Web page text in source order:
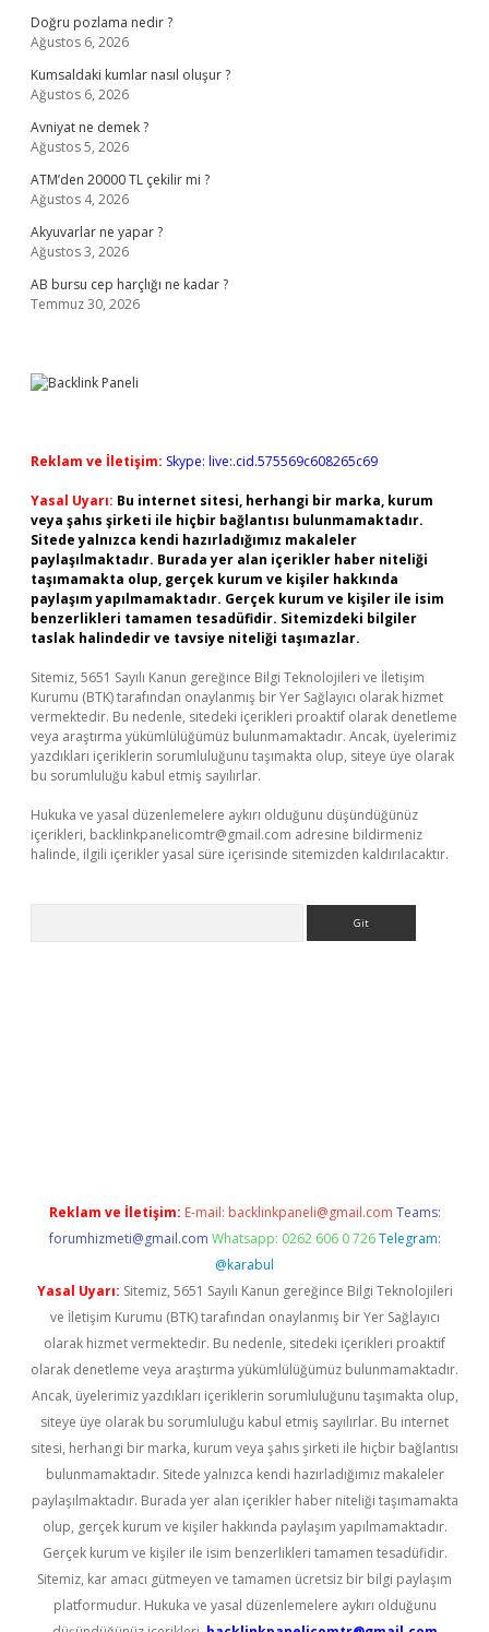
Doğru pozlama nedir ?
Ağustos 6, 2026
Kumsaldaki kumlar nasıl oluşur ?
Ağustos 6, 2026
Avniyat ne demek ?
Ağustos 5, 2026
ATM’den 20000 TL çekilir mi ?
Ağustos 4, 2026
Akyuvarlar ne yapar ?
Ağustos 3, 2026
AB bursu cep harçlığı ne kadar ?
Temmuz 30, 2026
Reklam ve İletişim: Skype: live:.cid.575569c608265c69
Yasal Uyarı: Bu internet sitesi, herhangi bir marka, kurum
veya şahıs şirketi ile hiçbir bağlantısı bulunmamaktadır.
Sitede yalnızca kendi hazırladığımız makaleler
paylaşılmaktadır. Burada yer alan içerikler haber niteliği
taşımamakta olup, gerçek kurum ve kişiler hakkında
paylaşım yapılmamaktadır. Gerçek kurum ve kişiler ile isim
benzerlikleri tamamen tesadüfidir. Sitemizdeki bilgiler
taslak halindedir ve tavsiye niteliği taşımazlar.
Sitemiz, 5651 Sayılı Kanun gereğince Bilgi Teknolojileri ve İletişim
Kurumu (BTK) tarafından onaylanmış bir Yer Sağlayıcı olarak hizmet
vermektedir. Bu nedenle, sitedeki içerikleri proaktif olarak denetleme
veya araştırma yükümlülüğümüz bulunmamaktadır. Ancak, üyelerimiz
yazdıkları içeriklerin sorumluluğunu taşımakta olup, siteye üye olarak
bu sorumluluğu kabul etmiş sayılırlar.
Hukuka ve yasal düzenlemelere aykırı olduğunu düşündüğünüz
içerikleri, backlinkpanelicomtr@gmail.com adresine bildirmeniz
halinde, ilgili içerikler yasal süre içerisinde sitemizden kaldırılacaktır.
Reklam ve İletişim: E-mail: backlinkpaneli@gmail.com Teams:
forumhizmeti@gmail.com Whatsapp: 0262 606 0 726 Telegram:
@karabul
Yasal Uyarı: Sitemiz, 5651 Sayılı Kanun gereğince Bilgi Teknolojileri
ve İletişim Kurumu (BTK) tarafından onaylanmış bir Yer Sağlayıcı
olarak hizmet vermektedir. Bu nedenle, sitedeki içerikleri proaktif
olarak denetleme veya araştırma yükümlülüğümüz bulunmamaktadır.
Ancak, üyelerimiz yazdıkları içeriklerin sorumluluğunu taşımakta olup,
siteye üye olarak bu sorumluluğu kabul etmiş sayılırlar. Bu internet
sitesi, herhangi bir marka, kurum veya şahıs şirketi ile hiçbir bağlantısı
bulunmamaktadır. Sitede yalnızca kendi hazırladığımız makaleler
paylaşılmaktadır. Burada yer alan içerikler haber niteliği taşımamakta
olup, gerçek kurum ve kişiler hakkında paylaşım yapılmamaktadır.
Gerçek kurum ve kişiler ile isim benzerlikleri tamamen tesadüfidir.
Sitemiz, kar amacı gütmeyen ve tamamen ücretsiz bir bilgi paylaşım
platformudur. Hukuka ve yasal düzenlemelere aykırı olduğunu